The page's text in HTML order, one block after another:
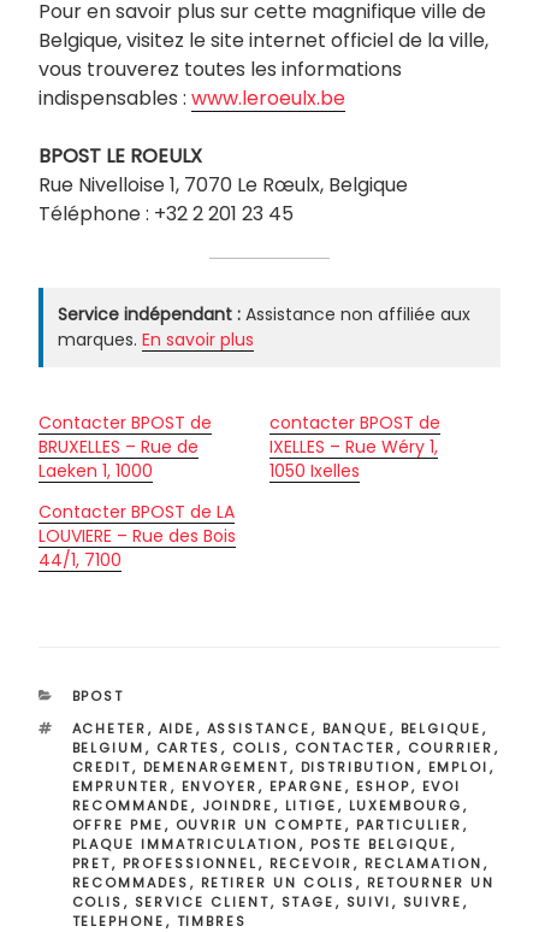
Pour en savoir plus sur cette magnifique ville de
Belgique, visitez le site internet officiel de la ville,
vous trouverez toutes les informations
indispensables : www.leroeulx.be
BPOST LE ROEULX
Rue Nivelloise 1, 7070 Le Rœulx, Belgique
Téléphone : +32 2 201 23 45
Service indépendant : Assistance non affiliée aux
marques. En savoir plus
Contacter BPOST de
BRUXELLES – Rue de
Laeken 1, 1000
contacter BPOST de
IXELLES – Rue Wéry 1,
1050 Ixelles
Contacter BPOST de LA
LOUVIERE – Rue des Bois
44/1, 7100
CATÉGORIES
BPOST
ÉTIQUETTES
ACHETER, AIDE, ASSISTANCE, BANQUE, BELGIQUE,
BELGIUM, CARTES, COLIS, CONTACTER, COURRIER,
CREDIT, DEMENARGEMENT, DISTRIBUTION, EMPLOI,
EMPRUNTER, ENVOYER, EPARGNE, ESHOP, EVOI
RECOMMANDE, JOINDRE, LITIGE, LUXEMBOURG,
OFFRE PME, OUVRIR UN COMPTE, PARTICULIER,
PLAQUE IMMATRICULATION, POSTE BELGIQUE,
PRET, PROFESSIONNEL, RECEVOIR, RECLAMATION,
RECOMMADES, RETIRER UN COLIS, RETOURNER UN
COLIS, SERVICE CLIENT, STAGE, SUIVI, SUIVRE,
TELEPHONE, TIMBRES